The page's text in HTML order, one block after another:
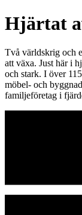
Hjärtat
Två världskrig och
att växa. Just här i
och stark. I över
möbel- och
familjeföretag i